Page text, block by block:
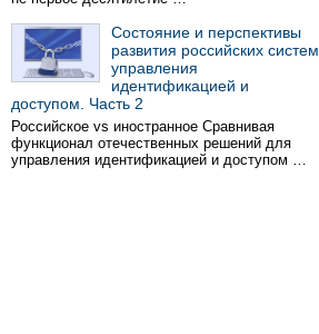
Состояние и перспективы
развития российских систем
управления
идентификацией и
доступом. Часть 2
Российское vs иностранное Сравнивая
функционал отечественных решений для
управления идентификацией и доступом …